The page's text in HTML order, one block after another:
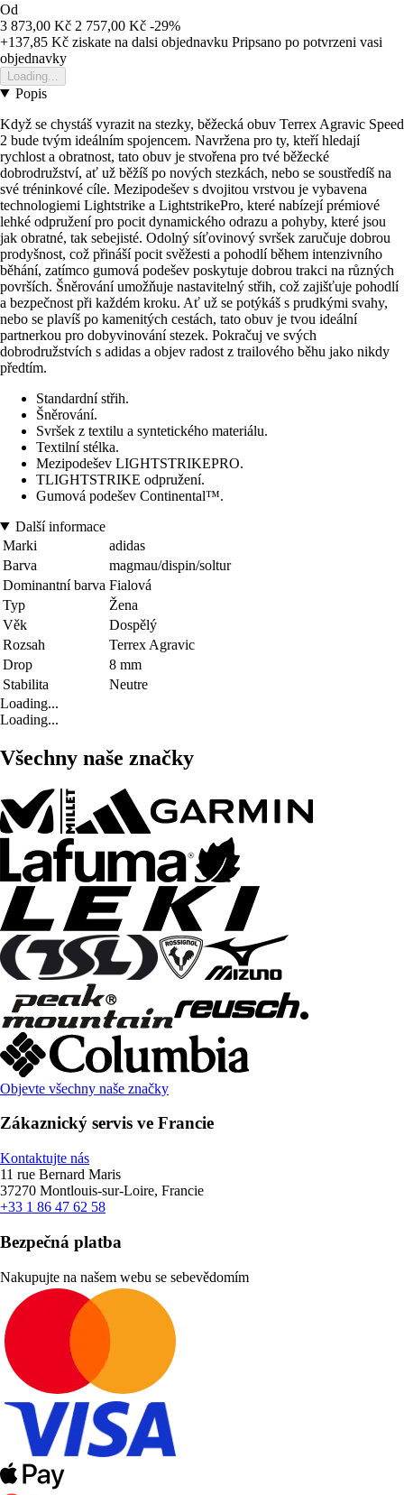
Od
3 873,00 Kč 2 757,00 Kč -29%
+137,85 Kč ziskate na dalsi objednavku Pripsano po potvrzeni vasi
objednavky
Loading...
Popis
Když se chystáš vyrazit na stezky, běžecká obuv Terrex Agravic Speed
2 bude tvým ideálním spojencem. Navržena pro ty, kteří hledají
rychlost a obratnost, tato obuv je stvořena pro tvé běžecké
dobrodružství, ať už běžíš po nových stezkách, nebo se soustředíš na
své tréninkové cíle. Mezipodešev s dvojitou vrstvou je vybavena
technologiemi Lightstrike a LightstrikePro, které nabízejí prémiové
lehké odpružení pro pocit dynamického odrazu a pohyby, které jsou
jak obratné, tak sebejisté. Odolný síťovinový svršek zaručuje dobrou
prodyšnost, což přináší pocit svěžesti a pohodlí během intenzivního
běhání, zatímco gumová podešev poskytuje dobrou trakci na různých
površích. Šněrování umožňuje nastavitelný střih, což zajišťuje pohodlí
a bezpečnost při každém kroku. Ať už se potýkáš s prudkými svahy,
nebo se plavíš po kamenitých cestách, tato obuv je tvou ideální
partnerkou pro dobyvinování stezek. Pokračuj ve svých
dobrodružstvích s adidas a objev radost z trailového běhu jako nikdy
předtím.
Standardní střih.
Šněrování.
Svršek z textilu a syntetického materiálu.
Textilní stélka.
Mezipodešev LIGHTSTRIKEPRO.
TLIGHTSTRIKE odpružení.
Gumová podešev Continental™.
Další informace
Marki
adidas
Barva
magmau/dispin/soltur
Dominantní barva Fialová
Typ
Žena
Věk
Dospělý
Rozsah
Terrex Agravic
Drop
8 mm
Stabilita
Neutre
Loading...
Loading...
Všechny naše značky
Objevte všechny naše značky
Zákaznický servis ve Francie
Kontaktujte nás
11 rue Bernard Maris
37270 Montlouis-sur-Loire, Francie
+33 1 86 47 62 58
Bezpečná platba
Nakupujte na našem webu se sebevědomím